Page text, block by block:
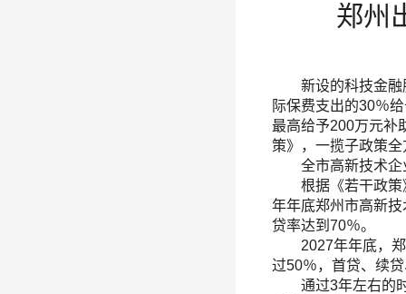
郑州
新设的科技金融服
际保费支出的30％
最高给予200万元补
策》，一揽子政策
全市高新技术企
根据《若干政策》
年年底郑州市高新
贷率达到70％。
2027年年底，郑
过50％，首贷、续
通过3年左右的时